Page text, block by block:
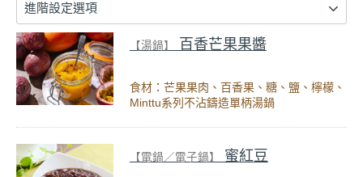
進階設定選項
【湯鍋】 百香芒果果醬
食材：芒果果肉、百香果、糖、鹽、檸檬、
Minttu系列不沾鑄造單柄湯鍋
【電鍋／電子鍋】 蜜紅豆